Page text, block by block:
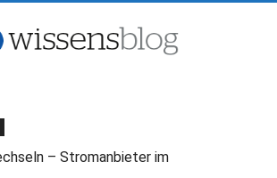
– Stromanbieter im